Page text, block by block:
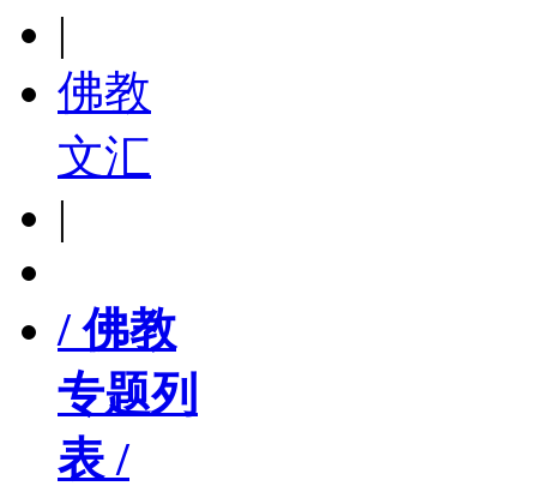
|
佛教
文汇
|
/ 佛教
专题列
表 /